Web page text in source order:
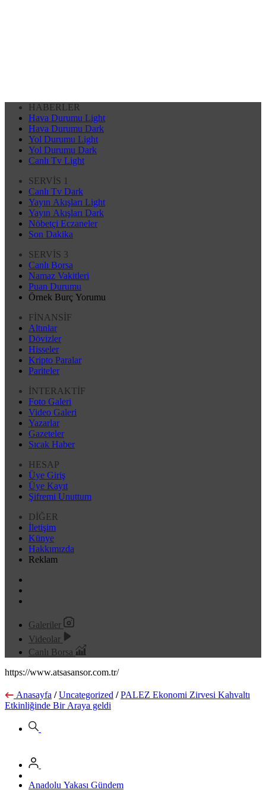
HABERLER
Hava Durumu Light
Hava Durumu Dark
Yol Durumu Light
Yol Durumu Dark
Canlı Tv Light
SERVİS 1
Canlı Tv Dark
Yayın Akışları Light
Yayın Akışları Dark
Nöbetçi Eczaneler
Son Dakika
SERVİS 3
Canlı Borsa
Namaz Vakitleri
Puan Durumu
Örnek Burç Yorumu
FİNANSİF
Altınlar
Dövizler
Hisseler
Kripto Paralar
Pariteler
İNTERAKTİF
Foto Galeri
Video Galeri
Yazarlar
Gazeteler
Sıcak Haber
HESAP
Üye Giriş
Üye Kayıt
Şifremi Unuttum
DİĞER
İletişim
Künye
Hakkımızda
Reklam
Galeriler
Videolar
Canlı Borsa
https://www.atsasansor.com.tr/
Anasayfa / Uncategorized / PALEZ Ekonomi Zirvesi Kahvaltı
Etkinliğinde Bir Araya geldi
Anadolu Yakası Gündem